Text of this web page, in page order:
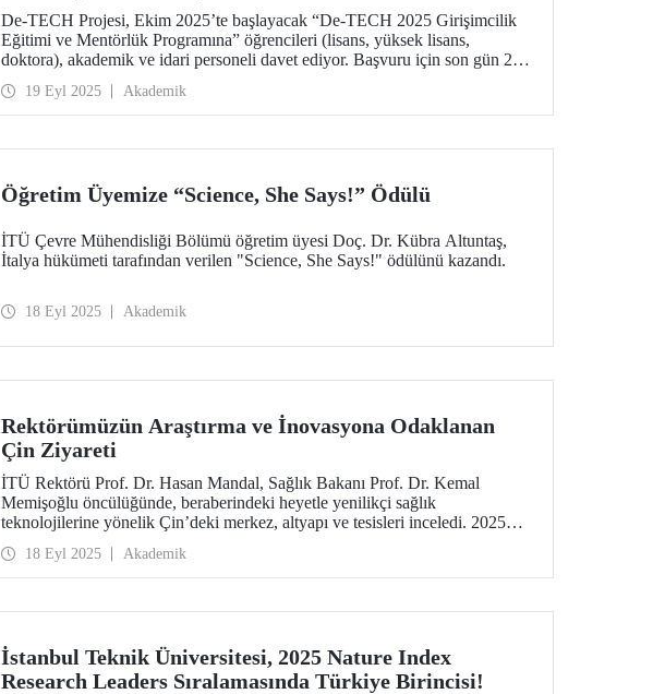
De-TECH Projesi, Ekim 2025’te başlayacak “De-TECH 2025 Girişimcilik
Eğitimi ve Mentörlük Programına” öğrencileri (lisans, yüksek lisans,
doktora), akademik ve idari personeli davet ediyor. Başvuru için son gün 26
19 Eyl 2025 Akademik
Öğretim Üyemize “Science, She Says!” Ödülü
İTÜ Çevre Mühendisliği Bölümü öğretim üyesi Doç. Dr. Kübra Altuntaş,
İtalya hükümeti tarafından verilen "Science, She Says!" ödülünü kazandı.
18 Eyl 2025 Akademik
Rektörümüzün Araştırma ve İnovasyona Odaklanan
Çin Ziyareti
İTÜ Rektörü Prof. Dr. Hasan Mandal, Sağlık Bakanı Prof. Dr. Kemal
Memişoğlu öncülüğünde, beraberindeki heyetle yenilikçi sağlık
teknolojilerine yönelik Çin’deki merkez, altyapı ve tesisleri inceledi. 2025
Mandal, İTÜ ev sahipliğinde gerçekleşecek 2026 WAITRO Zirvesi’ne
hazırlıklar kapsamında NICE yöneticileriyle bir araya geldi.
18 Eyl 2025 Akademik
İstanbul Teknik Üniversitesi, 2025 Nature Index
Research Leaders Sıralamasında Türkiye Birincisi!